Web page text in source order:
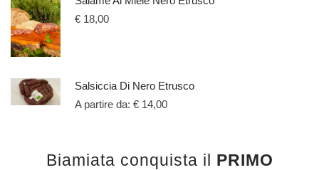
€ 18,00
Salsiccia Di Nero Etrusco
A partire da: € 14,00
Biamiata conquista il PRIMO